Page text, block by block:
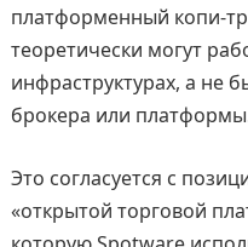
платформенный копи-
теоретически могут
инфраструктурах, а не
брокера или
Это согласуется с
«открытой торговой